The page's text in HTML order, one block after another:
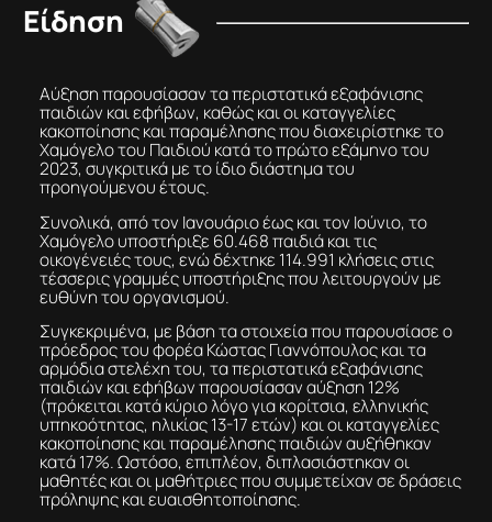
Είδηση
Αύξηση παρουσίασαν τα περιστατικά εξαφάνισης
παιδιών και εφήβων, καθώς και οι καταγγελίες
κακοποίησης και παραμέλησης που διαχειρίστηκε το
Χαμόγελο του Παιδιού κατά το πρώτο εξάμηνο του
2023, συγκριτικά με το ίδιο διάστημα του
προηγούμενου έτους.
Συνολικά, από τον Ιανουάριο έως και τον Ιούνιο, το
Χαμόγελο υποστήριξε 60.468 παιδιά και τις
οικογένειές τους, ενώ δέχτηκε 114.991 κλήσεις στις
τέσσερις γραμμές υποστήριξης που λειτουργούν με
ευθύνη του οργανισμού.
Συγκεκριμένα, με βάση τα στοιχεία που παρουσίασε ο
πρόεδρος του φορέα Κώστας Γιαννόπουλος και τα
αρμόδια στελέχη του, τα περιστατικά εξαφάνισης
παιδιών και εφήβων παρουσίασαν αύξηση 12%
(πρόκειται κατά κύριο λόγο για κορίτσια, ελληνικής
υπηκοότητας, ηλικίας 13-17 ετών) και οι καταγγελίες
κακοποίησης και παραμέλησης παιδιών αυξήθηκαν
κατά 17%. Ωστόσο, επιπλέον, διπλασιάστηκαν οι
μαθητές και οι μαθήτριες που συμμετείχαν σε δράσεις
πρόληψης και ευαισθητοποίησης.